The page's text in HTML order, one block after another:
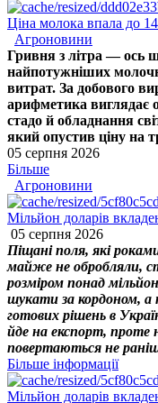
Ціна молока впала до
Агроновини
Гривня з літра — ось
найпотужніших
витрат. За добового
арифметика виглядає
стадо й обладнання
який опустив ціну на
05 серпня 2026
Більше
Агроновини
Мільйон доларів
05 серпня 2026
Піщані поля, які
майже не обробляли,
розміром понад
шукати за кордоном, а
готових рішень в
йде на експорт, проте
повертаються не
Більше інформації
Мільйон доларів